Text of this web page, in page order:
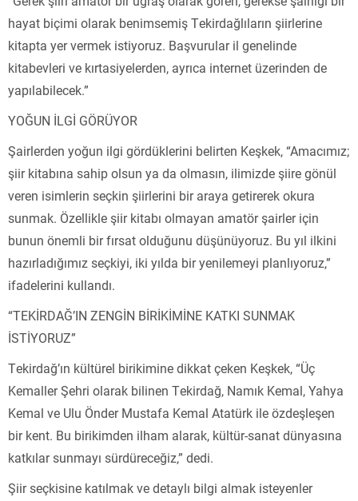
hayat biçimi olarak benimsemiş Tekirdağlıların şiirlerine
kitapta yer vermek istiyoruz. Başvurular il genelinde
kitabevleri ve kırtasiyelerden, ayrıca internet üzerinden de
yapılabilecek.”
YOĞUN İLGİ GÖRÜYOR
Şairlerden yoğun ilgi gördüklerini belirten Keşkek, “Amacımız;
şiir kitabına sahip olsun ya da olmasın, ilimizde şiire gönül
veren isimlerin seçkin şiirlerini bir araya getirerek okura
sunmak. Özellikle şiir kitabı olmayan amatör şairler için
bunun önemli bir fırsat olduğunu düşünüyoruz. Bu yıl ilkini
hazırladığımız seçkiyi, iki yılda bir yenilemeyi planlıyoruz,”
ifadelerini kullandı.
“TEKİRDAĞ’IN ZENGİN BİRİKİMİNE KATKI SUNMAK
İSTİYORUZ”
Tekirdağ’ın kültürel birikimine dikkat çeken Keşkek, “Üç
Kemaller Şehri olarak bilinen Tekirdağ, Namık Kemal, Yahya
Kemal ve Ulu Önder Mustafa Kemal Atatürk ile özdeşleşen
bir kent. Bu birikimden ilham alarak, kültür-sanat dünyasına
katkılar sunmayı sürdüreceğiz,” dedi.
Şiir seçkisine katılmak ve detaylı bilgi almak isteyenler